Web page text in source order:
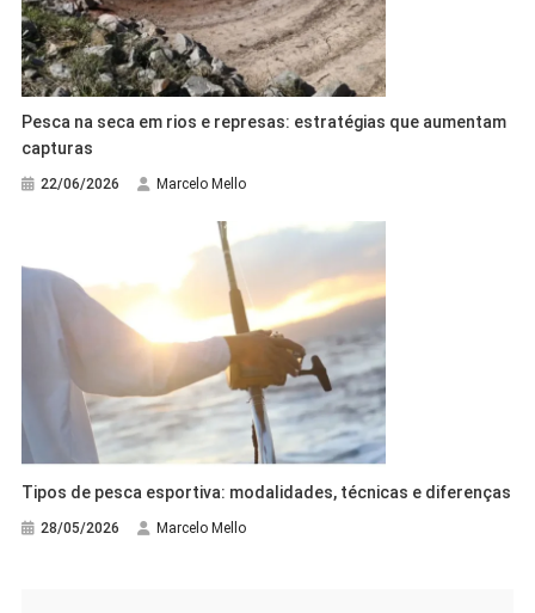
Pesca na seca em rios e represas: estratégias que aumentam
capturas
22/06/2026 Marcelo Mello
Tipos de pesca esportiva: modalidades, técnicas e diferenças
28/05/2026 Marcelo Mello